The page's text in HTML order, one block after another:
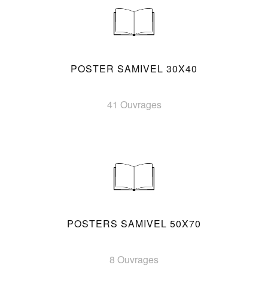
POSTER SAMIVEL 30X40
41 Ouvrages
POSTERS SAMIVEL 50X70
8 Ouvrages